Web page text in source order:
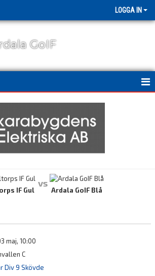
LOGGA IN
GoIF
IF Gul
vs
Ardala GoIF Blå
maj, 10:00
C
Div 9 Skövde